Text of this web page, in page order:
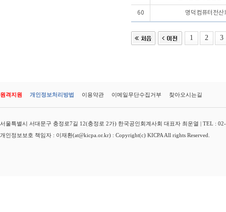
60 명덕컴퓨터전산
1 2 3
원격지원 개인정보처리방법 이용약관 이메일무단수집거부 찾아오시는길
서울특별시 서대문구 충정로7길 12(충정로 2가) 한국공인회계사회 대표자 최운열 | TEL :
개인정보보호 책임자 : 이재환(at@kicpa.or.kr) : Copyright(c) KICPA All rights Reserved.